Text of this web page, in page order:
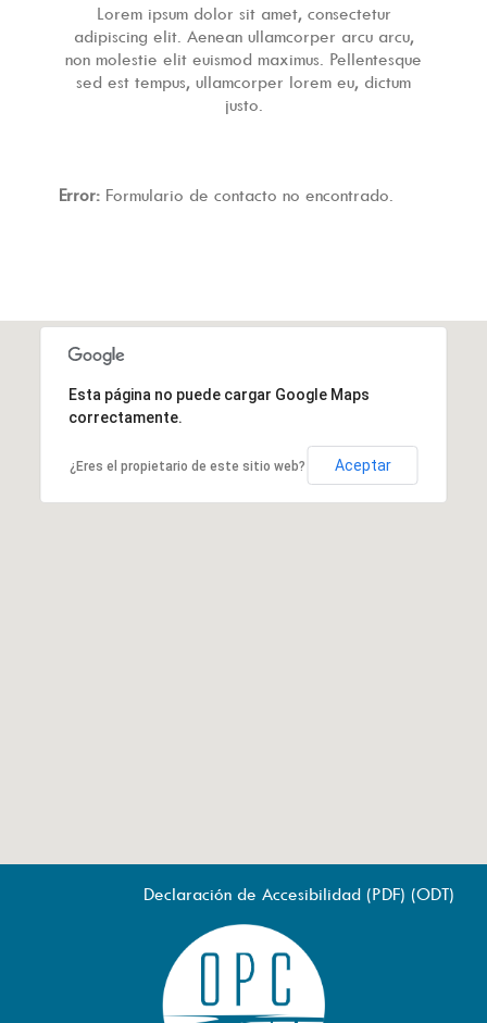
Lorem ipsum dolor sit amet, consectetur
adipiscing elit. Aenean ullamcorper arcu arcu,
non molestie elit euismod maximus. Pellentesque
sed est tempus, ullamcorper lorem eu, dictum
justo.
Error:Formulario de contacto no encontrado.
Esta página no puede cargar Google Maps
correctamente.
¿Eres el propietario de este sitio web? Aceptar
Declaración de Accesibilidad (PDF) (ODT)